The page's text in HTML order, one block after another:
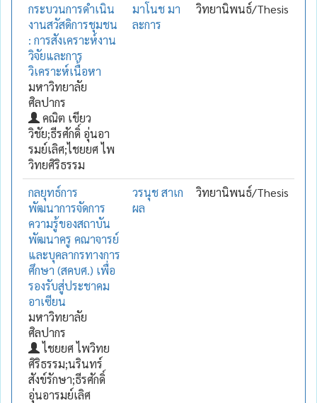
กระบวนการดำเนิน
งานสวัสดิการชุมชน
: การสังเคราะห์งาน
วิจัยและการ
วิเคราะห์เนื้อหา
มหาวิทยาลัย
ศิลปากร
คณิต เขียว
วิชัย;ธีรศักดิ์ อุ่นอา
รมย์เลิศ;ไชยยศ ไพ
วิทยศิริธรรม
มาโนช มา
ละการ
วิทยานิพนธ์/Thesis
กลยุทธ์การ
พัฒนาการจัดการ
ความรู้ของสถาบัน
พัฒนาครู คณาจารย์
และบุคลากรทางการ
ศึกษา (สคบศ.) เพื่อ
รองรับสู่ประชาคม
อาเซียน
มหาวิทยาลัย
ศิลปากร
ไชยยศ ไพวิทย
ศิริธรรม;นรินทร์
สังข์รักษา;ธีรศักดิ์
อุ่นอารมย์เลิศ
วรนุช สาเก
ผล
วิทยานิพนธ์/Thesis